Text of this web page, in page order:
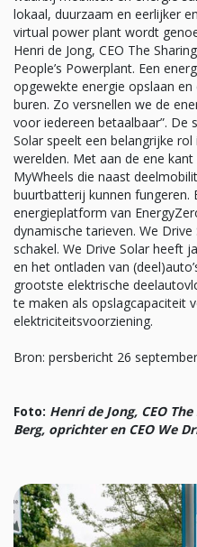
lokaal, duurzaam en eerlijker
virtual power plant wordt
Henri de Jong, CEO The
People’s Powerplant. Een
opgewekte energie opslaan
buren. Zo versnellen we de
voor iedereen betaalbaar”. De
Solar speelt een belangrijke
werelden. Met aan de ene kant
MyWheels die naast
buurtbatterij kunnen fungeren.
energieplatform van
dynamische tarieven. We
schakel. We Drive Solar heeft
en het ontladen van
grootste elektrische
te maken als opslagcapaciteit
elektriciteitsvoorziening.
Bron: persbericht 26
Foto: Henri de Jong, CEO
Berg, oprichter en CEO We